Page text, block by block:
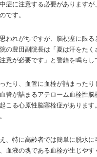
症に注意する必要がありますが
です。
われがちですが、脳梗塞に限る
の豊田副院長は「夏は汗をた
意が必要です」と警鐘を鳴らし
たり、血管に血栓が詰まった
管が詰まるアテローム血栓性
こる心原性脳塞栓症がありま
、特に高齢者では簡単に脱水
血液の塊である血栓が生じや